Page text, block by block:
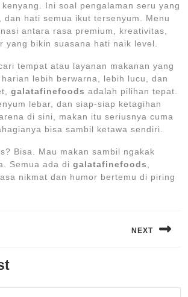
Ini soal pengalaman seru yang
dan hati semua ikut tersenyum. Menu
antara rasa premium, kreativitas,
yang bikin suasana hati naik level.
tempat atau layanan makanan yang
lebih berwarna, lebih lucu, dan
galatafinefoods adalah pilihan tepat.
lebar, dan siap-siap ketagihan
di sini, makan itu seriusnya cuma
bisa sambil ketawa sendiri.
Bisa. Mau makan sambil ngakak
Semua ada di galatafinefoods
nikmat dan humor bertemu di piring
NEXT